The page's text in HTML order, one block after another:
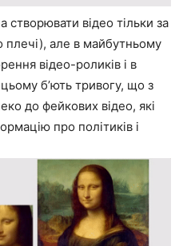
створювати відео тільки за
але в майбутньому
відео-роликів і в
б’ють тривогу, що з
до фейкових відео, які
про політиків і